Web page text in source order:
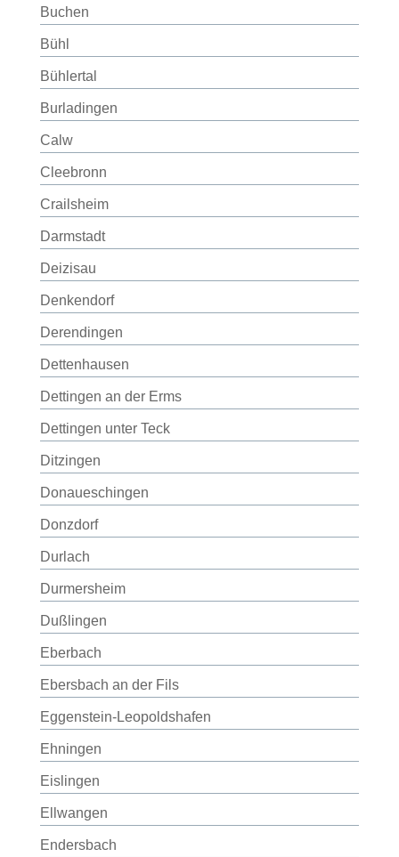
Buchen
Bühl
Bühlertal
Burladingen
Calw
Cleebronn
Crailsheim
Darmstadt
Deizisau
Denkendorf
Derendingen
Dettenhausen
Dettingen an der Erms
Dettingen unter Teck
Ditzingen
Donaueschingen
Donzdorf
Durlach
Durmersheim
Dußlingen
Eberbach
Ebersbach an der Fils
Eggenstein-Leopoldshafen
Ehningen
Eislingen
Ellwangen
Endersbach